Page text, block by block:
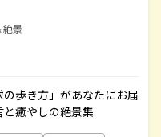
絶景
歩き方」があなたにお届
癒やしの絶景集